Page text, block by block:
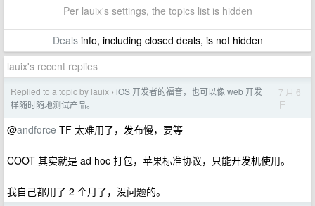
Per lauix's settings, the topics list is hidden
Dealsinfo, including closed deals, is not hidden
lauix's recent replies
Replied to a topic by lauix › iOS 开发者的福音，也可以像 web 开发一
样随时随地测试产品。
7 月 6
日
@andforce TF 太难用了，发布慢，要等
COOT 其实就是 ad hoc 打包，苹果标准协议，只能开发机使用。
我自己都用了 2 个月了，没问题的。